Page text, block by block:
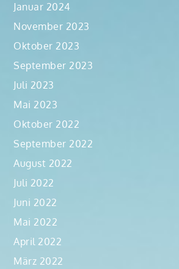
Januar 2024
November 2023
Oktober 2023
September 2023
Juli 2023
Mai 2023
Oktober 2022
September 2022
August 2022
Juli 2022
Juni 2022
Mai 2022
April 2022
März 2022